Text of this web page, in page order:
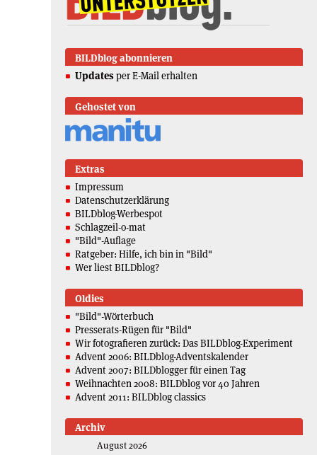
BILDblog abonnieren
Updates per E-Mail erhalten
Gehostet von
Extras
Impressum
Datenschutzerklärung
BILDblog-Werbespot
Schlagzeil-o-mat
"Bild"-Auflage
Ratgeber: Hilfe, ich bin in "Bild"
Wer liest BILDblog?
Oldies
"Bild"-Wörterbuch
Presserats-Rügen für "Bild"
Wir fotografieren zurück: Das BILDblog-Experiment
Advent 2006: BILDblog-Adventskalender
Advent 2007: BILDblogger für einen Tag
Weihnachten 2008: BILDblog vor 40 Jahren
Advent 2011: BILDblog classics
Archiv
August 2026